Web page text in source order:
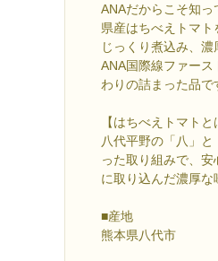
ANAだからこそ知
県産はちべえトマ
じっくり煮込み、濃
ANA国際線ファー
わりの詰まった品で
【はちべえトマトと
八代平野の「八」
った取り組みで、
に取り込んだ濃厚な
■産地
熊本県八代市